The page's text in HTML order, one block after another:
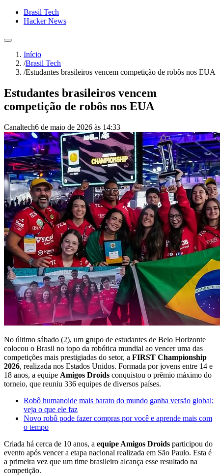
Brasil Tech
Hacker News
Início
/Brasil Tech
/Estudantes brasileiros vencem competição de robôs nos EUA
Estudantes brasileiros vencem
competição de robôs nos EUA
Canaltech6 de maio de 2026 às 14:33
No último sábado (2), um grupo de estudantes de Belo Horizonte
colocou o Brasil no topo da robótica mundial ao vencer uma das
competições mais prestigiadas do setor, a FIRST Championship
2026, realizada nos Estados Unidos. Formada por jovens entre 14 e
18 anos, a equipe Amigos Droids conquistou o prêmio máximo do
torneio, que reuniu 336 equipes de diversos países.
Robô humanoide mais barato do mundo ganha versão global;
veja o que ele faz
Novo robô pode fazer compras por você e aprende mais com
o tempo
Criada há cerca de 10 anos, a equipe Amigos Droids participou do
evento após vencer a etapa nacional realizada em São Paulo. Esta é
a primeira vez que um time brasileiro alcança esse resultado na
competição.